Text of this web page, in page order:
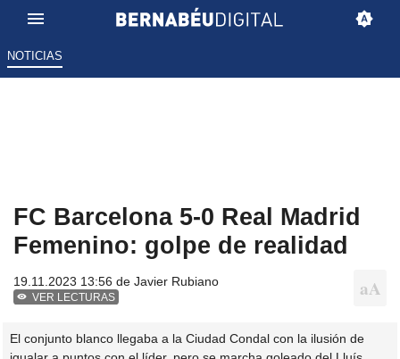
NOTICIAS
FC Barcelona 5-0 Real Madrid
Femenino: golpe de realidad
19.11.2023 13:56 de Javier Rubiano
VER LECTURAS
El conjunto blanco llegaba a la Ciudad Condal con la ilusión de